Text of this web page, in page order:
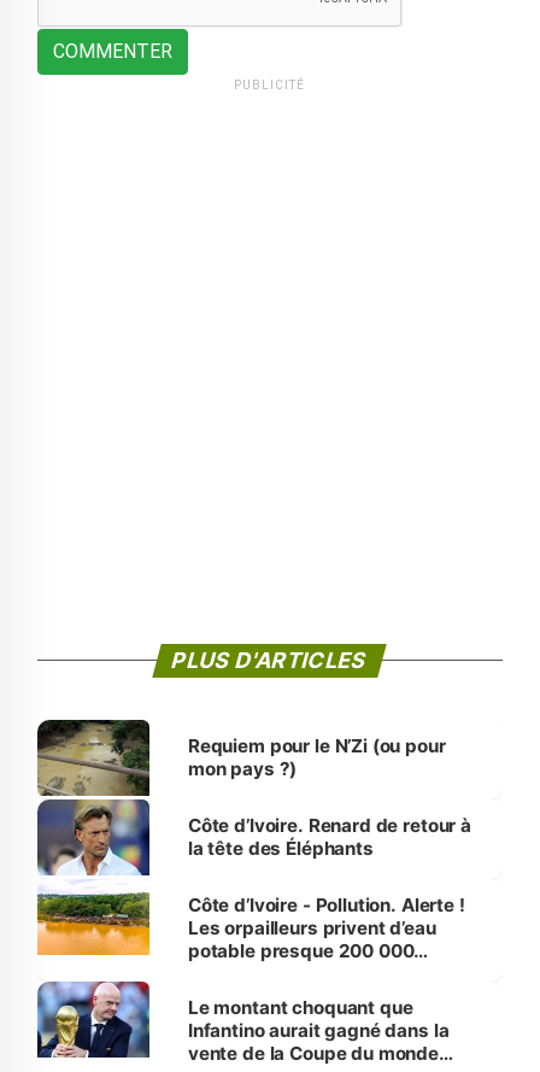
COMMENTER
PUBLICITÉ
PLUS D'ARTICLES
Requiem pour le N’Zi (ou pour
mon pays ?)
Côte d’Ivoire. Renard de retour à
la tête des Éléphants
Côte d’Ivoire - Pollution. Alerte !
Les orpailleurs privent d’eau
potable presque 200 000
Le montant choquant que
Infantino aurait gagné dans la
vente de la Coupe du monde